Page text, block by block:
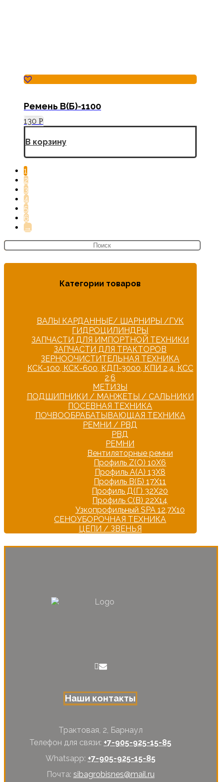
Ремень В(Б)-1100
130 Р
В корзину
1
2
3
4
5
6
→
Категории товаров
ВАЛЫ КАРДАННЫЕ/ ШАРНИРЫ /ГУК
ГИДРОЦИЛИНДРЫ
ЗАПЧАСТИ ДЛЯ ИМПОРТНОЙ ТЕХНИКИ
ЗАПЧАСТИ ДЛЯ ТРАКТОРОВ
ЗЕРНООЧИСТИТЕЛЬНАЯ ТЕХНИКА
КСК-100, КСК-600, КДП-3000, КПИ 2,4, КСС
2,6
МЕТИЗЫ
ПОДШИПНИКИ / МАНЖЕТЫ / САЛЬНИКИ
ПОСЕВНАЯ ТЕХНИКА
ПОЧВООБРАБАТЫВАЮЩАЯ ТЕХНИКА
РЕМНИ / РВД
РВД
РЕМНИ
Вентиляторные ремни
Профиль Z(О) 10Х6
Профиль А(А) 13Х8
Профиль В(Б) 17Х11
Профиль Д(Г) 32Х20
Профиль С(В) 22Х14
Узкопрофильный SPA 12,7Х10
СЕНОУБОРОЧНАЯ ТЕХНИКА
ЦЕПИ / ЗВЕНЬЯ
Наши контакты
Трактовая, 2, Барнаул
Телефон для связи: +7-905-925-15-85
Whatsapp: +7-905-925-15-85
Почта: sibagrobisnes@mail.ru